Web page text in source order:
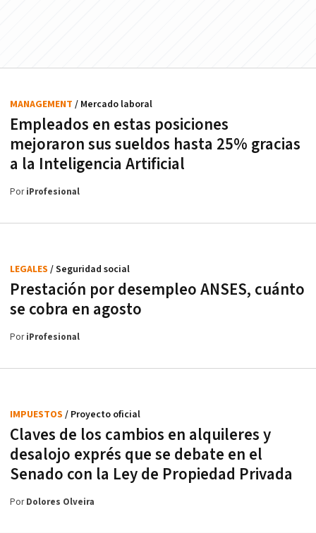
Empleados en estas posiciones
mejoraron sus sueldos hasta 25% gracias
a la Inteligencia Artificial
MANAGEMENT / Mercado laboral
PoriProfesional
Prestación por desempleo ANSES, cuánto
se cobra en agosto
LEGALES / Seguridad social
PoriProfesional
Claves de los cambios en alquileres y
desalojo exprés que se debate en el
Senado con la Ley de Propiedad Privada
IMPUESTOS / Proyecto oficial
PorDolores Olveira